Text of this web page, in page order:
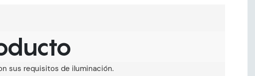
sus requisitos de iluminación.